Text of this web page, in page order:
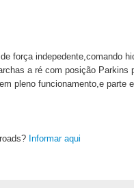
força indepedente,comando
a ré com posição Parkins
pleno funcionamento,e parte
Informar aqui